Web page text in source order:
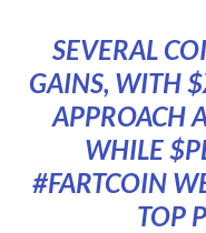
SEVERAL
GAINS, WITH
APPROACH
WHILE
#FARTCOIN
TOP